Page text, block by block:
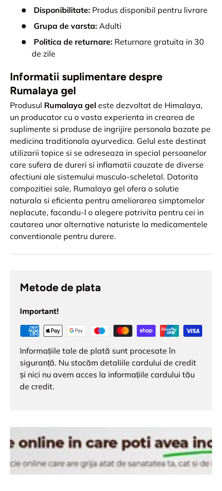
Disponibilitate: Produs disponibil pentru livrare
Grupa de varsta: Adulti
Politica de returnare: Returnare gratuita in 30
de zile
Informatii suplimentare despre
Rumalaya gel
Produsul Rumalaya gel este dezvoltat de Himalaya,
un producator cu o vasta experienta in crearea de
suplimente si produse de ingrijire personala bazate pe
medicina traditionala ayurvedica. Gelul este destinat
utilizarii topice si se adreseaza in special persoanelor
care sufera de dureri si inflamatii cauzate de diverse
afectiuni ale sistemului musculo-scheletal. Datorita
compozitiei sale, Rumalaya gel ofera o solutie
naturala si eficienta pentru ameliorarea simptomelor
neplacute, facandu-l o alegere potrivita pentru cei in
cautarea unor alternative naturiste la medicamentele
conventionale pentru durere.
Metode de plata
Important!
Informațiile tale de plată sunt procesate în
siguranță. Nu stocăm detaliile cardului de credit
și nici nu avem acces la informațiile cardului tău
de credit.